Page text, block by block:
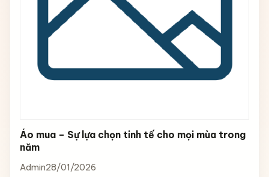
Áo mua – Sự lựa chọn tinh tế cho mọi mùa trong
năm
Admin28/01/2026